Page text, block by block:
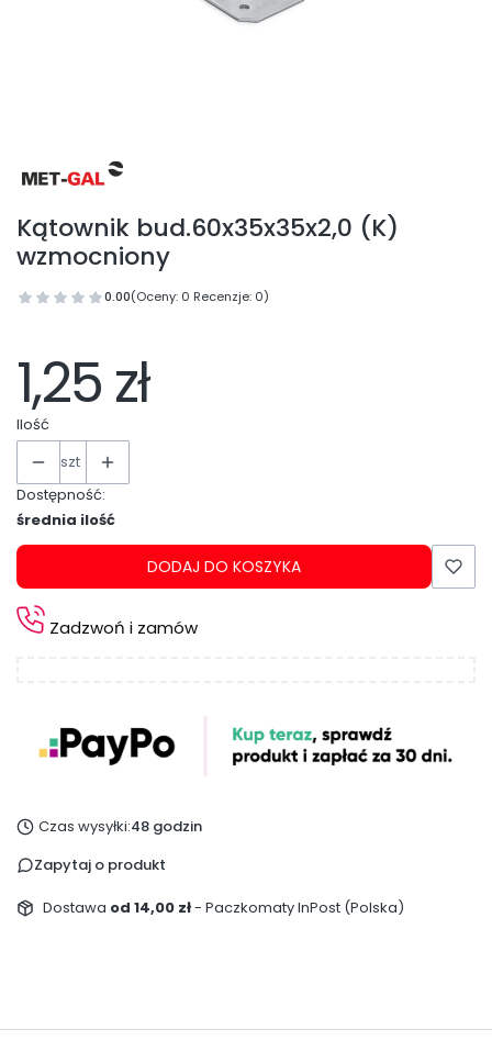
Kątownik bud.60x35x35x2,0 (K)
wzmocniony
0.00(Oceny: 0 Recenzje: 0)
1,25 zł
Ilość
szt
Dostępność:
średnia ilość
DODAJ DO KOSZYKA
Zadzwoń i zamów
Czas wysyłki:48 godzin
Zapytaj o produkt
Dostawa od 14,00 zł- Paczkomaty InPost (Polska)